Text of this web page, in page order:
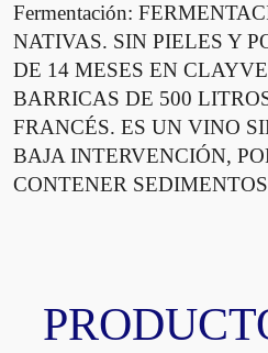
i
d
a
d
Fermentación:
NATIVAS. SIN PIELES Y
DE 14 MESES EN
BARRICAS DE 500
FRANCÉS. ES UN VINO
BAJA INTERVENCIÓN,
CONTENER